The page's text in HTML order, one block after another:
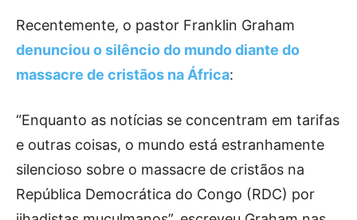
Recentemente, o pastor Franklin Graham
denunciou o silêncio do mundo diante do
massacre de cristãos na África:
“Enquanto as notícias se concentram em tarifas
e outras coisas, o mundo está estranhamente
silencioso sobre o massacre de cristãos na
República Democrática do Congo (RDC) por